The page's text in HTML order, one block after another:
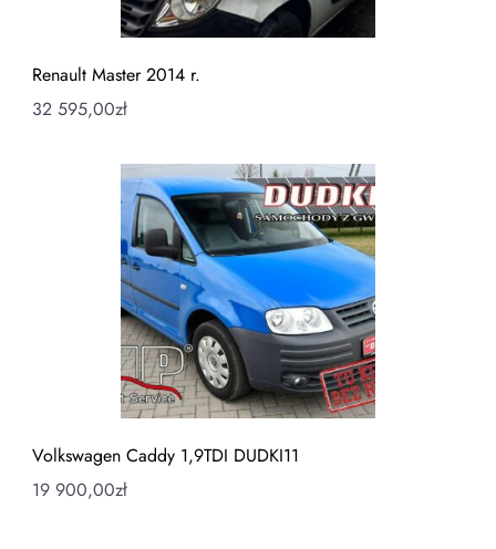
Renault Master 2014 r.
32 595,00zł
Volkswagen Caddy 1,9TDI DUDKI11
19 900,00zł